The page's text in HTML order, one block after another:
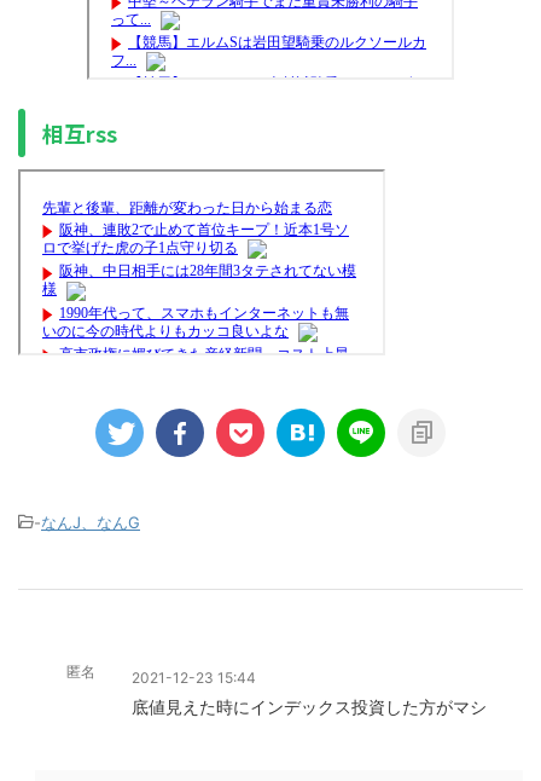
相互rss
-なんJ、なんG
匿名 2021-12-23 15:44
底値見えた時にインデックス投資した方がマシ